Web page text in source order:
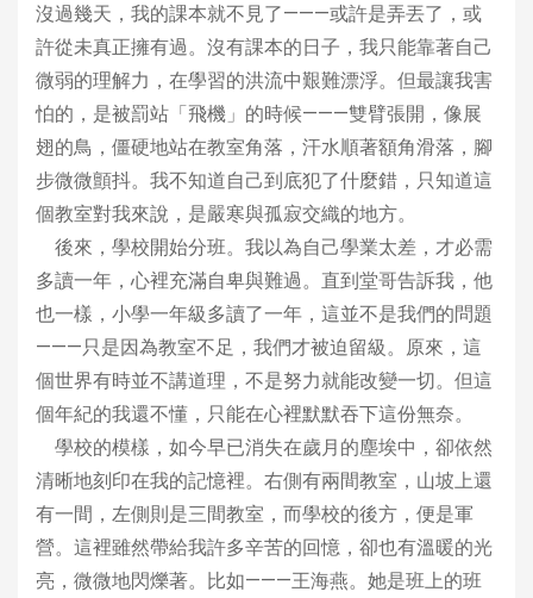
沒過幾天，我的課本就不見了———或許是弄丟了，或
許從未真正擁有過。沒有課本的日子，我只能靠著自己
微弱的理解力，在學習的洪流中艱難漂浮。但最讓我害
怕的，是被罰站「飛機」的時候———雙臂張開，像展
翅的鳥，僵硬地站在教室角落，汗水順著額角滑落，腳
步微微顫抖。我不知道自己到底犯了什麼錯，只知道這
個教室對我來說，是嚴寒與孤寂交織的地方。
後來，學校開始分班。我以為自己學業太差，才必需
多讀一年，心裡充滿自卑與難過。直到堂哥告訴我，他
也一樣，小學一年級多讀了一年，這並不是我們的問題
———只是因為教室不足，我們才被迫留級。原來，這
個世界有時並不講道理，不是努力就能改變一切。但這
個年紀的我還不懂，只能在心裡默默吞下這份無奈。
學校的模樣，如今早已消失在歲月的塵埃中，卻依然
清晰地刻印在我的記憶裡。右側有兩間教室，山坡上還
有一間，左側則是三間教室，而學校的後方，便是軍
營。這裡雖然帶給我許多辛苦的回憶，卻也有溫暖的光
亮，微微地閃爍著。比如———王海燕。她是班上的班